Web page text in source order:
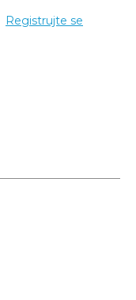
Registrujte se